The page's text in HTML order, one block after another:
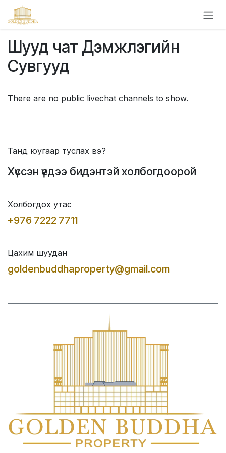
Skip to Content
Шууд чат Дэмжлэгийн
Сувгууд
There are no public livechat channels to show.
Танд юугаар туслах вэ?
Хүссэн үедээ бидэнтэй холбогдоорой
Холбогдох утас
+976 7222 7711
Цахим шуудан
goldenbuddhaproperty@gmail.com